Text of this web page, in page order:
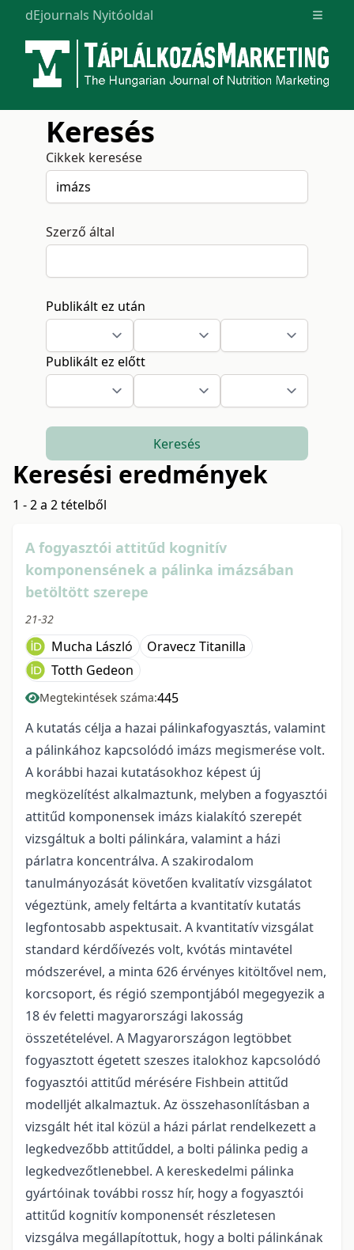
dEjournals Nyitóoldal Open
Keresés
Cikkek keresése
Szerző által
Publikált ez után
Publikált ez előtt
Keresés
Keresési eredmények
1 - 2 a 2 tételből
A fogyasztói attitűd kognitív
komponensének a pálinka imázsában
betöltött szerepe
21-32
Mucha László
Oravecz Titanilla
Totth Gedeon
Megtekintések száma:445
A kutatás célja a hazai pálinkafogyasztás, valamint
a pálinkához kapcsolódó imázs megismerése volt.
A korábbi hazai kutatásokhoz képest új
megközelítést alkalmaztunk, melyben a fogyasztói
attitűd komponensek imázs kialakító szerepét
vizsgáltuk a bolti pálinkára, valamint a házi
párlatra koncentrálva. A szakirodalom
tanulmányozását követően kvalitatív vizsgálatot
végeztünk, amely feltárta a kvantitatív kutatás
legfontosabb aspektusait. A kvantitatív vizsgálat
standard kérdőívezés volt, kvótás mintavétel
módszerével, a minta 626 érvényes kitöltővel nem,
korcsoport, és régió szempontjából megegyezik a
18 év feletti magyarországi lakosság
összetételével. A Magyarországon legtöbbet
fogyasztott égetett szeszes italokhoz kapcsolódó
fogyasztói attitűd mérésére Fishbein attitűd
modelljét alkalmaztuk. Az összehasonlításban a
vizsgált hét ital közül a házi párlat rendelkezett a
legkedvezőbb attitűddel, a bolti pálinka pedig a
legkedvezőtlenebbel. A kereskedelmi pálinka
gyártóinak további rossz hír, hogy a fogyasztói
attitűd kognitív komponensét részletesen
vizsgálva megállapítottuk, hogy a bolti pálinkának